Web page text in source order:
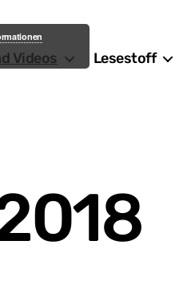
Videos Lesestoff